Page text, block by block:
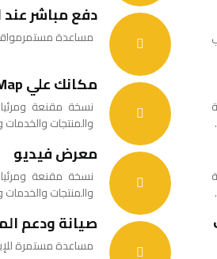
دفع مباشر عند
مساعدة
مكانك علي Goole Map
نسخة مقنعة
والمنتجات والخدمات
معرض فيديو
نسخة مقنعة
والمنتجات والخدمات
صيانة ودعم
مساعدة مستمرة